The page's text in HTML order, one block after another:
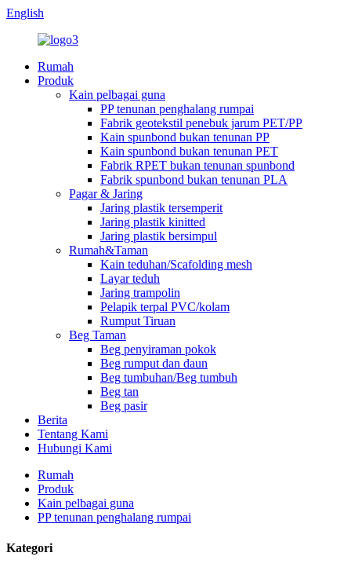
English
Rumah
Produk
Kain pelbagai guna
PP tenunan penghalang rumpai
Fabrik geotekstil penebuk jarum PET/PP
Kain spunbond bukan tenunan PP
Kain spunbond bukan tenunan PET
Fabrik RPET bukan tenunan spunbond
Fabrik spunbond bukan tenunan PLA
Pagar & Jaring
Jaring plastik tersemperit
Jaring plastik kinitted
Jaring plastik bersimpul
Rumah&Taman
Kain teduhan/Scafolding mesh
Layar teduh
Jaring trampolin
Pelapik terpal PVC/kolam
Rumput Tiruan
Beg Taman
Beg penyiraman pokok
Beg rumput dan daun
Beg tumbuhan/Beg tumbuh
Beg tan
Beg pasir
Berita
Tentang Kami
Hubungi Kami
Rumah
Produk
Kain pelbagai guna
PP tenunan penghalang rumpai
Kategori